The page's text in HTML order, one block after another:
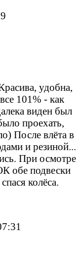
удобна,
101% - как
виден был
проехать,
После влёта в
и резиной...
При осмотре
обе подвески
колёса.